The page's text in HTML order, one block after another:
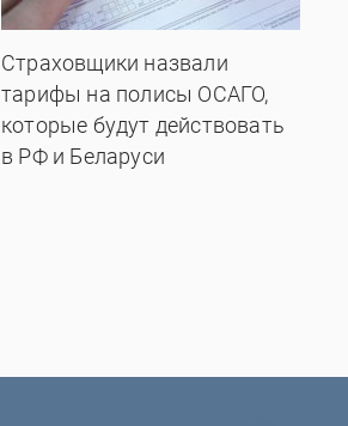
Страховщики назвали
тарифы на полисы ОСАГО,
которые будут действовать
в РФ и Беларуси